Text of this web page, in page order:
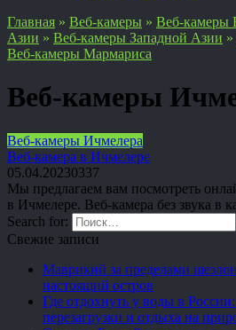
Главная » Веб-камеры » Веб-камеры
Азии » Веб-камеры Западной Азии »
Веб-камеры Мармариса
Веб-камеры
Веб-камеры Ичмелера
Веб-камера в Ичмелере
05.04.20230337
Мы предлагаем вам посмотреть
в Ичмелере. Веб-камера без звука в
Search for:
Свежие записи
Маврикий за пределами
настоящий остров
Где отдохнуть у воды в
перезагрузки и отдыха на